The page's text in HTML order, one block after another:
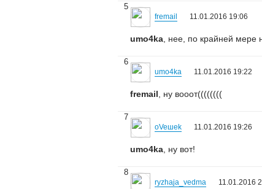
5
fremail 11.01.2016 19:06
umo4ka , нее, по крайней
6
umo4ka 11.01.2016 19:22
fremail , ну вооот((((((((
7
oVeшеk 11.01.2016 19:26
umo4ka , ну вот!
8
ryzhaja_vedma 11.01.2016